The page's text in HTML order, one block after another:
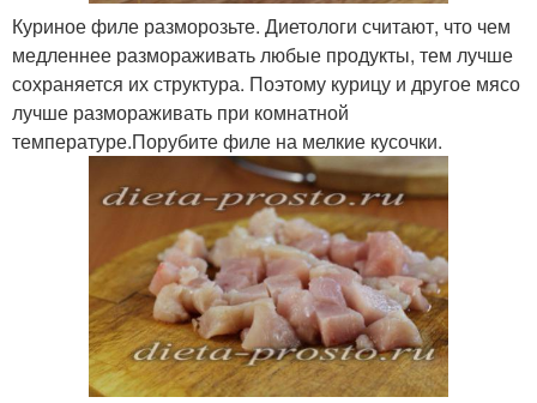
Куриное филе разморозьте. Диетологи считают, что чем
медленнее размораживать любые продукты, тем лучше
сохраняется их структура. Поэтому курицу и другое мясо
лучше размораживать при комнатной
температуре.Порубите филе на мелкие кусочки.